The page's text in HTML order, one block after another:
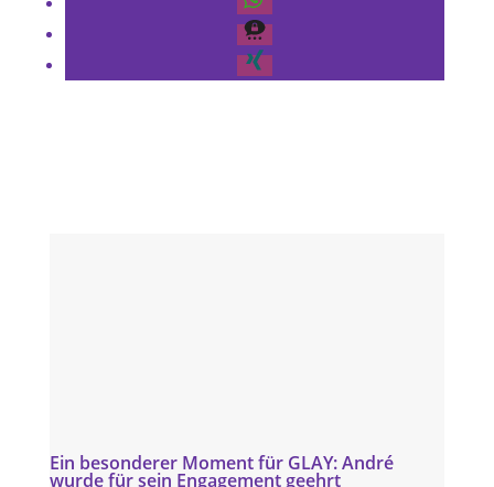
Ein besonderer Moment für GLAY: André
wurde für sein Engagement geehrt